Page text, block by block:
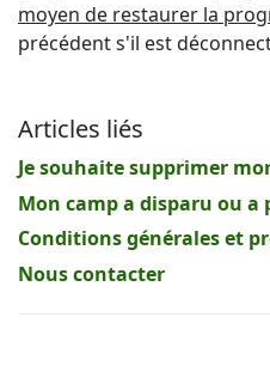
moyen de restaurer la
précédent s'il est
Articles liés
Je souhaite supprimer
Mon camp a disparu ou a
Conditions générales et
Nous contacter